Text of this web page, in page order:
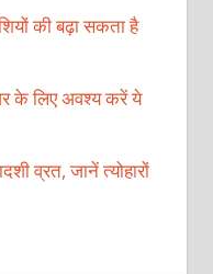
की बढ़ा सकता है
के लिए अवश्य करें ये
व्रत, जानें त्योहारों